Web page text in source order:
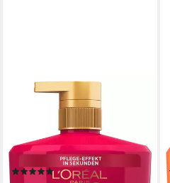
L'ORÉAL PARIS
Haarshampoo Elvital Shampoo
für längere Leuchtkraft, mit
UVA-/UVB-Filter.
(19)